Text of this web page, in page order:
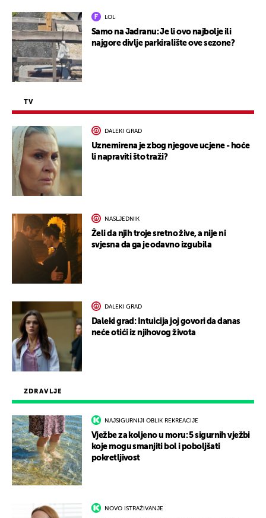
ZDRAVLJE
NAJSIGURNIJI OBLIK REKREACIJE
Vježbe za koljeno u moru: 5 sigurnih vježbi
koje mogu smanjiti bol i poboljšati
pokretljivost
NOVO ISTRAŽIVANJE
LOL
Samo na Jadranu: Je li ovo najbolje ili
najgore divlje parkiralište ove sezone?
TV
DALEKI GRAD
Uznemirena je zbog njegove ucjene - hoće
li napraviti što traži?
NASLJEDNIK
Želi da njih troje sretno žive, a nije ni
svjesna da ga je odavno izgubila
DALEKI GRAD
Daleki grad: Intuicija joj govori da danas
neće otići iz njihovog života